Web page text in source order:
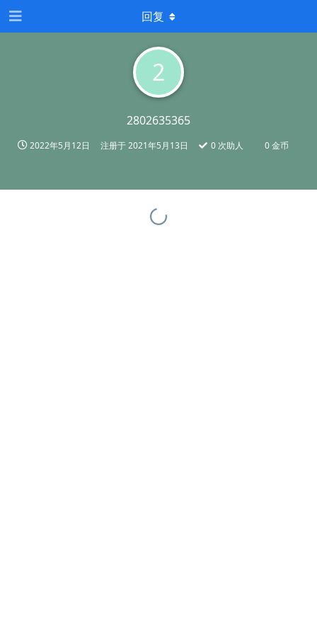
2
2802635365
2022年5月12日 注册于2021年5月13日 0 次助人 0 金币
回复